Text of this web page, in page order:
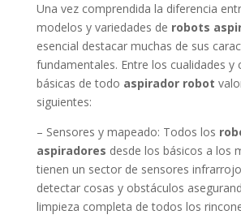
Una vez comprendida la diferencia
modelos y variedades de robots
esencial destacar muchas de sus
fundamentales. Entre los cualidades y
básicas de todo aspirador robot
siguientes:
– Sensores y mapeado: Todos los
aspiradores desde los básicos a los
tienen un sector de sensores
detectar cosas y obstáculos
limpieza completa de todos los